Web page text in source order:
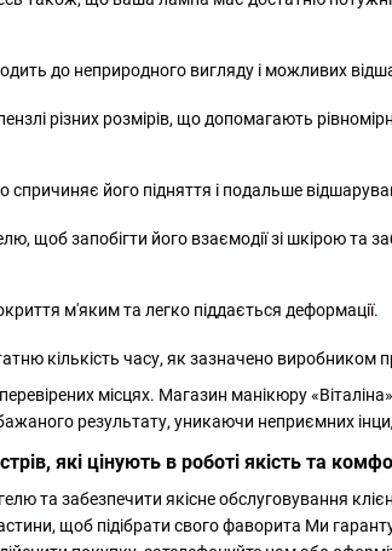
до неприродного вигляду і можливих
різних розмірів, що допомагають
його підняття і подальше
щоб запобігти його взаємодії зі шкірою та
м'яким та легко піддається деформації.
кількість часу, як зазначено виробником
місцях. Магазин манікюру
результату, уникаючи неприємних
які цінують в роботі якість та
та забезпечити якісне обслуговування
щоб підібрати свого фаворита Ми